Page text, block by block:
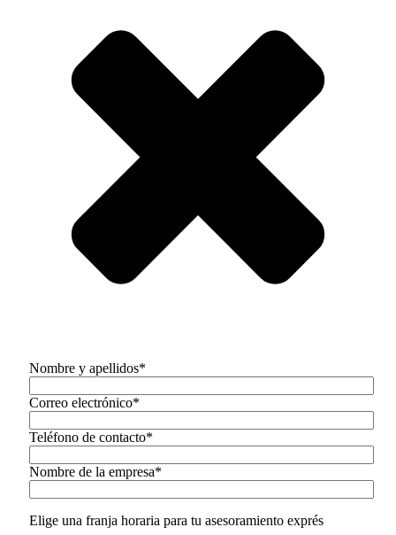
Nombre y apellidos*
Correo electrónico*
Teléfono de contacto*
Nombre de la empresa*
Elige una franja horaria para tu asesoramiento exprés